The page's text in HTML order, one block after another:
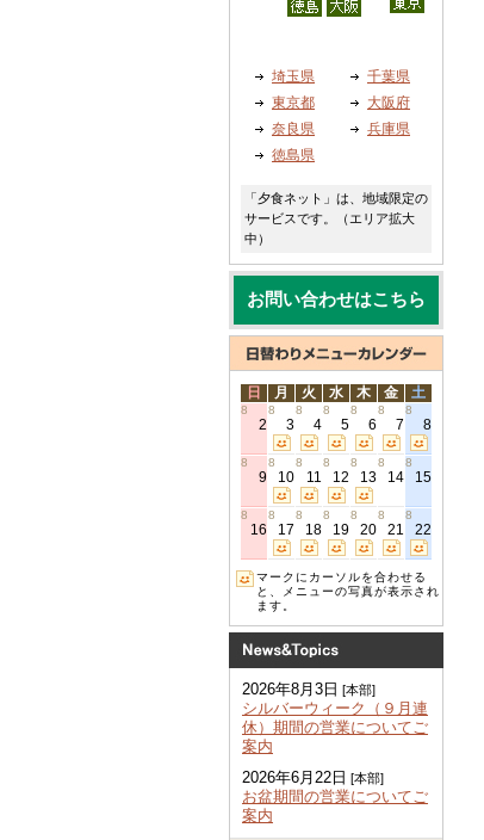
埼玉県
千葉県
東京都
大阪府
奈良県
兵庫県
徳島県
「夕食ネット」は、地域限定の
サービスです。（エリア拡大
中）
お問い合わせはこちら
日 月 火 水 木 金 土
8
2
8
3
8
4
8
5
8
6
8
7
8
8
8
9
8
10
8
11
8
12
8
13
8
14
8
15
8
16
8
17
8
18
8
19
8
20
8
21
8
22
マークにカーソルを合わせる
と、メニューの写真が表示され
ます。
2026年8月3日 [本部]
シルバーウィーク（９月連
休）期間の営業についてご
案内
2026年6月22日 [本部]
お盆期間の営業についてご
案内